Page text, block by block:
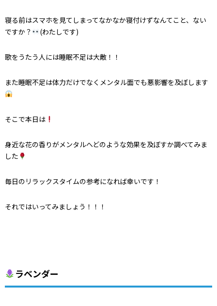
寝る前はスマホを見てしまってなかなか寝付けずなんてこと、ない
ですか？
(わたしです)
歌をうたう人には睡眠不足は大敵！！
また睡眠不足は体力だけでなくメンタル面でも悪影響を及ぼします
そこで本日は
身近な花の香りがメンタルへどのような効果を及ぼすか調べてみま
した
毎日のリラックスタイムの参考になれば幸いです！
それではいってみましょう！！！
ラベンダー